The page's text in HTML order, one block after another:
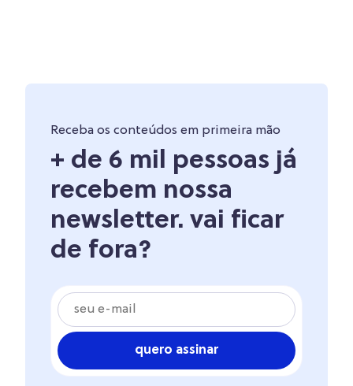
Receba os conteúdos em primeira mão
+ de 6 mil pessoas já
recebem nossa
newsletter. vai ficar
de fora?
quero assinar